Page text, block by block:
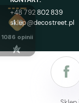
+48 792 802 839
sklep@decostreet.pl
4.9
1086 opinii